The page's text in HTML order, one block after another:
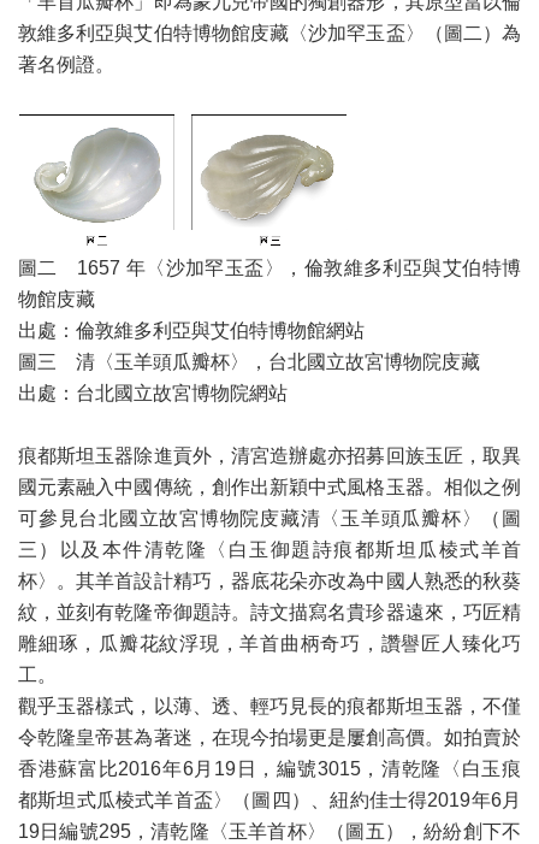
敦維多利亞與艾伯特博物館庋藏〈沙加罕玉盃〉（圖二）為
著名例證。
圖二 1657 年〈沙加罕玉盃〉，倫敦維多利亞與艾伯特博
物館庋藏
出處：倫敦維多利亞與艾伯特博物館網站
圖三 清〈玉羊頭瓜瓣杯〉，台北國立故宮博物院庋藏
出處：台北國立故宮博物院網站
痕都斯坦玉器除進貢外，清宮造辦處亦招募回族玉匠，取異
國元素融入中國傳統，創作出新穎中式風格玉器。相似之例
可參見台北國立故宮博物院庋藏清〈玉羊頭瓜瓣杯〉（圖
三）以及本件清乾隆〈白玉御題詩痕都斯坦瓜棱式羊首
杯〉。其羊首設計精巧，器底花朵亦改為中國人熟悉的秋葵
紋，並刻有乾隆帝御題詩。詩文描寫名貴珍器遠來，巧匠精
雕細琢，瓜瓣花紋浮現，羊首曲柄奇巧，讚譽匠人臻化巧
工。
觀乎玉器樣式，以薄、透、輕巧見長的痕都斯坦玉器，不僅
令乾隆皇帝甚為著迷，在現今拍場更是屢創高價。如拍賣於
香港蘇富比2016年6月19日，編號3015，清乾隆〈白玉痕
都斯坦式瓜棱式羊首盃〉（圖四）、紐約佳士得2019年6月
19日編號295，清乾隆〈玉羊首杯〉（圖五），紛紛創下不